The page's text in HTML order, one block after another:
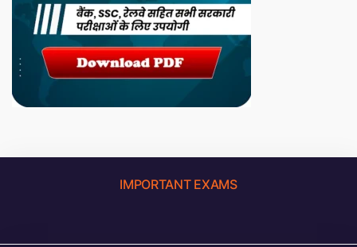
IMPORTANT EXAMS